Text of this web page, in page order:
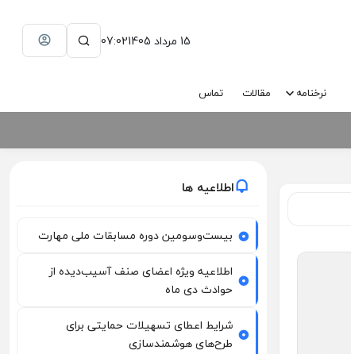
07:02 15 مرداد 1405
نرخنامه مقالات تماس
اطلاعیه ها
بیست‌وسومین دوره مسابقات ملی مهارت
اطلاعیه ویژه اعضای صنف آسیب‌دیده از
حوادث دی ماه
شرایط اعطای تسهیلات حمایتی برای
طرح‌های هوشمندسازی